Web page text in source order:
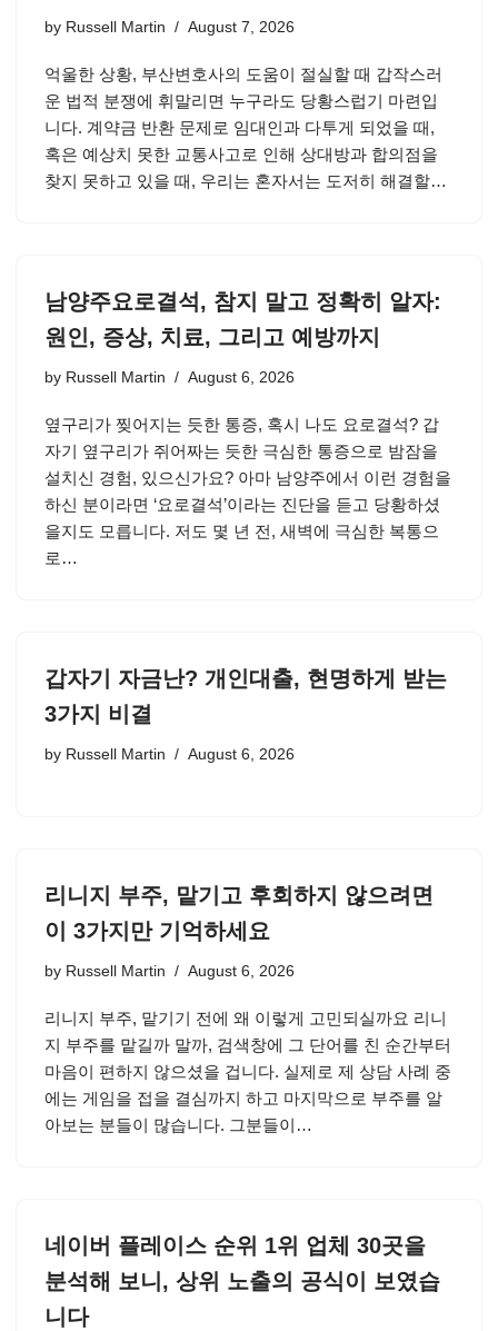
by Russell Martin August 7, 2026
억울한 상황, 부산변호사의 도움이 절실할 때 갑작스러
운 법적 분쟁에 휘말리면 누구라도 당황스럽기 마련입
니다. 계약금 반환 문제로 임대인과 다투게 되었을 때,
혹은 예상치 못한 교통사고로 인해 상대방과 합의점을
찾지 못하고 있을 때, 우리는 혼자서는 도저히 해결할…
남양주요로결석, 참지 말고 정확히 알자:
원인, 증상, 치료, 그리고 예방까지
by Russell Martin August 6, 2026
옆구리가 찢어지는 듯한 통증, 혹시 나도 요로결석? 갑
자기 옆구리가 쥐어짜는 듯한 극심한 통증으로 밤잠을
설치신 경험, 있으신가요? 아마 남양주에서 이런 경험을
하신 분이라면 ‘요로결석’이라는 진단을 듣고 당황하셨
을지도 모릅니다. 저도 몇 년 전, 새벽에 극심한 복통으
로…
갑자기 자금난? 개인대출, 현명하게 받는
3가지 비결
by Russell Martin August 6, 2026
리니지 부주, 맡기고 후회하지 않으려면
이 3가지만 기억하세요
by Russell Martin August 6, 2026
리니지 부주, 맡기기 전에 왜 이렇게 고민되실까요 리니
지 부주를 맡길까 말까, 검색창에 그 단어를 친 순간부터
마음이 편하지 않으셨을 겁니다. 실제로 제 상담 사례 중
에는 게임을 접을 결심까지 하고 마지막으로 부주를 알
아보는 분들이 많습니다. 그분들이…
네이버 플레이스 순위 1위 업체 30곳을
분석해 보니, 상위 노출의 공식이 보였습
니다